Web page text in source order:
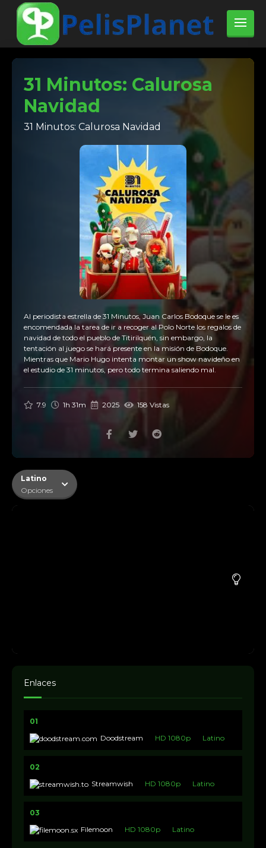
31 Minutos: Calurosa
Navidad
31 Minutos: Calurosa Navidad
Al periodista estrella de 31 Minutos, Juan Carlos Bodoque se le es
encomendada la tarea de ir a recoger al Polo Norte los regalos de
navidad de todo el pueblo de Titirilquén, sin embargo, la
tentación al juego se hará presente en la misión de Bodoque.
Mientras que Mario Hugo intenta montar un show navideño en
el estudio de 31 minutos, pero todo termina saliendo mal.
7.9 1h 31m 2025 158 Vistas
Latino
Opciones
Enlaces
01
Doodstream
HD 1080p Latino
02
Streamwish
HD 1080p Latino
03
Filemoon
HD 1080p Latino